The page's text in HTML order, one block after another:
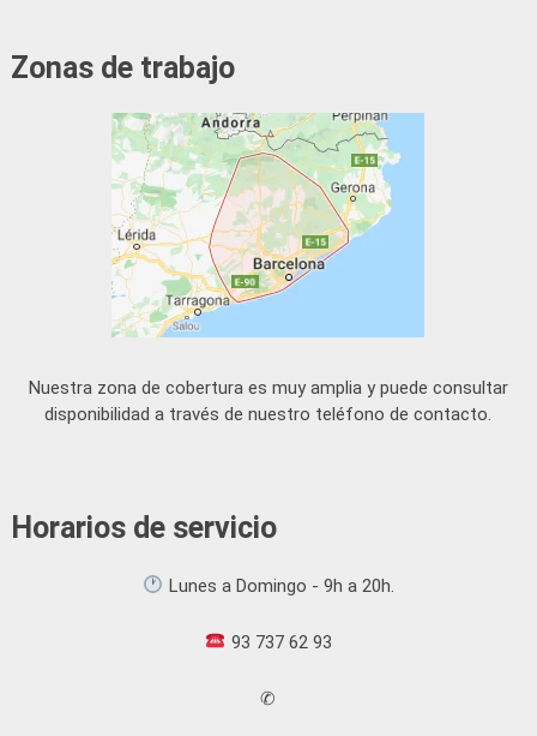
Zonas de trabajo
Nuestra zona de cobertura es muy amplia y puede consultar
disponibilidad a través de nuestro teléfono de contacto.
Horarios de servicio
Lunes a Domingo - 9h a 20h.
93 737 62 93
✆